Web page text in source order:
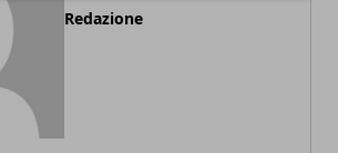
Redazione